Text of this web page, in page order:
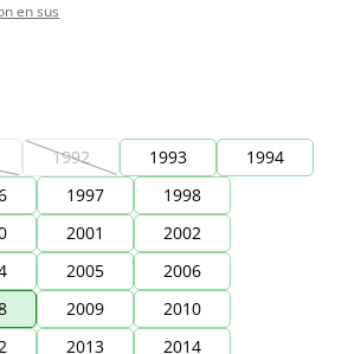
en sus
n'est pas disponible pour le moment.)
1992
(Cette option n'est pas disponible pour le
1993
1994
1997
1998
2001
2002
2005
2006
2009
2010
2013
2014